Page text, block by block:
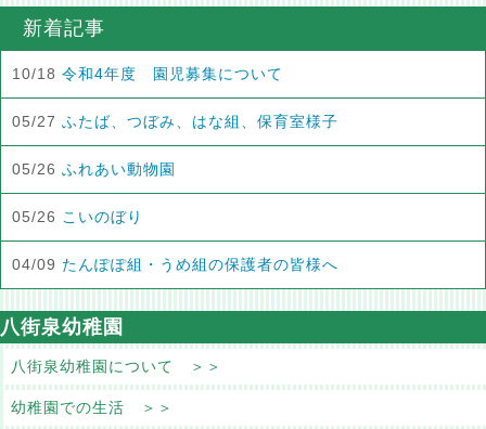
新着記事
10/18 令和4年度 園児募集について
05/27 ふたば、つぼみ、はな組、保育室様子
05/26 ふれあい動物園
05/26 こいのぼり
04/09 たんぽぽ組・うめ組の保護者の皆様へ
八街泉幼稚園
八街泉幼稚園について ＞＞
幼稚園での生活 ＞＞